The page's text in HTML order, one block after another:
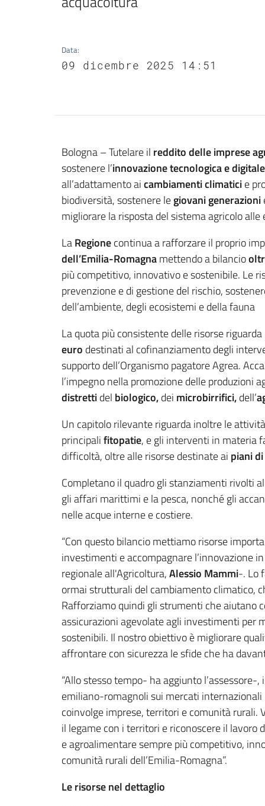
Data:
09 dicembre 2025 14:51
Contenuto
Bologna – Tutelare il reddito delle imprese
sostenere l’innovazione tecnologica e
all’adattamento aicambiamenti climaticie
biodiversità, sostenere legiovani generazioni
migliorare la risposta del sistema agricolo
LaRegionecontinua a rafforzare il proprio
dell’Emilia-Romagnamettendo a bilancio
più competitivo, innovativo e sostenibile. Le
prevenzione e di gestione del rischio,
dell’ambiente, degli ecosistemi e della fauna
La quota più consistente delle risorse
euro destinati al cofinanziamento degli
supporto dell’Organismo pagatore Agrea.
l’impegno nella promozione delle
distrettidel biologico,dei microbirrifici,dell’
Un capitolo rilevante riguarda inoltre le
principalifitopatie, e gli interventi in materia
difficoltà, oltre alle risorse destinate ai piani
Completano il quadro gli stanziamenti rivolti
gli affari marittimi e la pesca, nonché gli
nelle acque interne e costiere.
“Con questo bilancio mettiamo risorse
investimenti e accompagnare l’innovazione
regionale all'Agricoltura,Alessio Mammi-. Lo
ormai strutturali del cambiamento climatico,
Rafforziamo quindi gli strumenti che aiutano
assicurazioni agevolate agli investimenti per
sostenibili. Il nostro obiettivo è migliorare
affrontare con sicurezza le sfide che ha
“Allo stesso tempo- ha aggiunto
emiliano-romagnoli sui mercati
coinvolge imprese, territori e comunità rurali.
il legame con i territori e riconoscere il lavoro
e agroalimentare sempre più competitivo,
comunità rurali dell’Emilia-Romagna”.
Le risorse nel dettaglio